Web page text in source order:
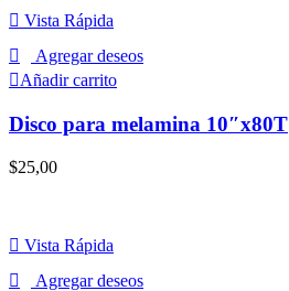
Vista Rápida
Agregar deseos
Añadir carrito
Disco para melamina 10″x80T
$25,00
Vista Rápida
Agregar deseos